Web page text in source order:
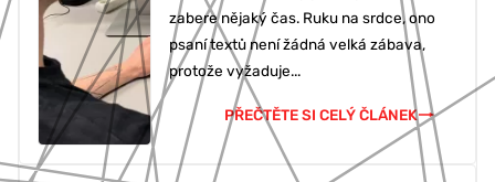
zabere nějaký čas. Ruku na srdce, ono
psaní textů není žádná velká zábava,
protože vyžaduje...
PŘEČTĚTE SI CELÝ ČLÁNEK